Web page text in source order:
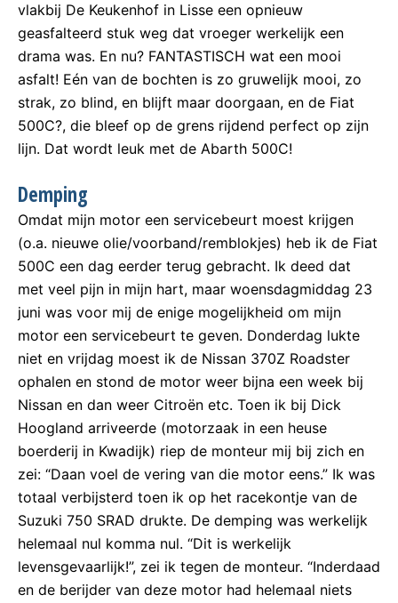
vlakbij De Keukenhof in Lisse een opnieuw
geasfalteerd stuk weg dat vroeger werkelijk een
drama was. En nu? FANTASTISCH wat een mooi
asfalt! Eén van de bochten is zo gruwelijk mooi, zo
strak, zo blind, en blijft maar doorgaan, en de Fiat
500C?, die bleef op de grens rijdend perfect op zijn
lijn. Dat wordt leuk met de Abarth 500C!
Demping
Omdat mijn motor een servicebeurt moest krijgen
(o.a. nieuwe olie/voorband/remblokjes) heb ik de Fiat
500C een dag eerder terug gebracht. Ik deed dat
met veel pijn in mijn hart, maar woensdagmiddag 23
juni was voor mij de enige mogelijkheid om mijn
motor een servicebeurt te geven. Donderdag lukte
niet en vrijdag moest ik de Nissan 370Z Roadster
ophalen en stond de motor weer bijna een week bij
Nissan en dan weer Citroën etc. Toen ik bij Dick
Hoogland arriveerde (motorzaak in een heuse
boerderij in Kwadijk) riep de monteur mij bij zich en
zei: “Daan voel de vering van die motor eens.” Ik was
totaal verbijsterd toen ik op het racekontje van de
Suzuki 750 SRAD drukte. De demping was werkelijk
helemaal nul komma nul. “Dit is werkelijk
levensgevaarlijk!”, zei ik tegen de monteur. “Inderdaad
en de berijder van deze motor had helemaal niets